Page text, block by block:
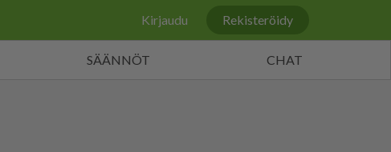
Kirjaudu Rekisteröidy
SÄÄNNÖT CHAT